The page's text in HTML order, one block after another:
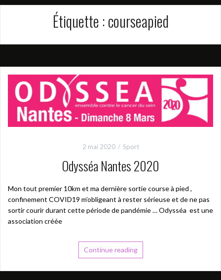
Étiquette :courseapied
2 mai 2020 Sport
Odysséa Nantes 2020
Mon tout premier 10km et ma dernière sortie course à pied ,
confinement COVID19 m’obligeant à rester sérieuse et de ne pas
sortir courir durant cette période de pandémie … Odysséa est une
association créée
Continue reading